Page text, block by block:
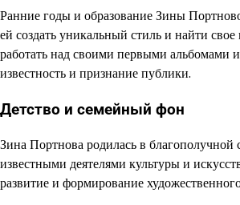
Ранние годы и образование Зины
ей создать уникальный стиль и найти
работать над своими первыми альбомами
известность и признание публики.
Детство и семейный фон
Зина Портнова родилась в
известными деятелями культуры и
развитие и формирование